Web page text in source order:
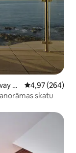
C
Vidējais
4,97 (264)
skatu